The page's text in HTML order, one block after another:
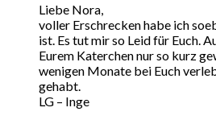
Liebe Nora,
voller Erschrecken habe ich
ist. Es tut mir so Leid für Euch.
Eurem Katerchen nur so kurz
wenigen Monate bei Euch
gehabt.
LG – Inge